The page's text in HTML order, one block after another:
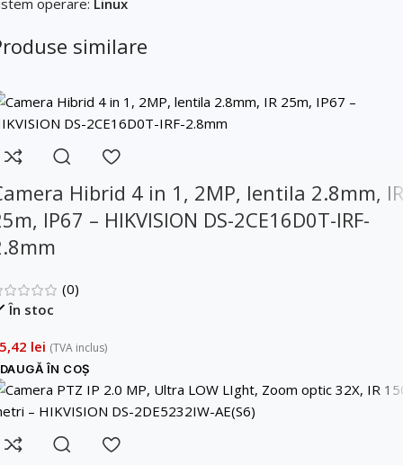
similare
Hibrid 4 in 1, 2MP, lentila 2.8mm, IR
IP67 – HIKVISION DS-2CE16D0T-IRF-
(0)
În stoc
lei (TVA inclus)
ÎN COȘ